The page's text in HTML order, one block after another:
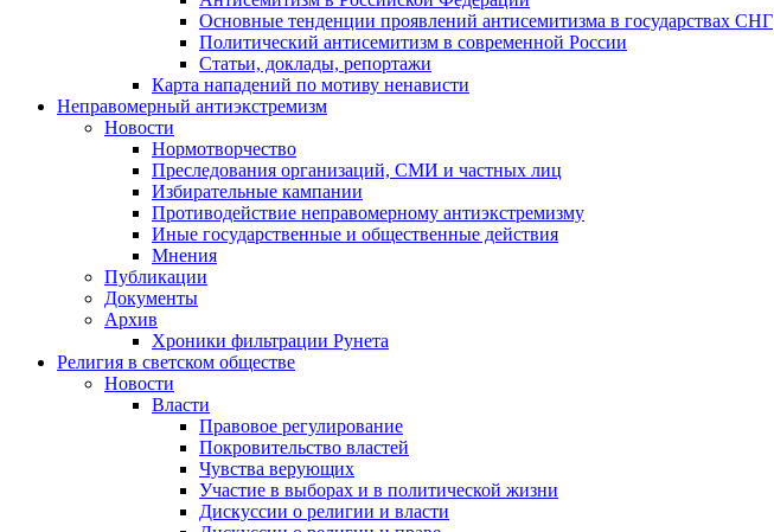
Основные тенденции проявлений антисемитизма в государствах СНГ
Политический антисемитизм в современной России
Статьи, доклады, репортажи
Карта нападений по мотиву ненависти
Неправомерный антиэкстремизм
Новости
Нормотворчество
Преследования организаций, СМИ и частных лиц
Избирательные кампании
Противодействие неправомерному антиэкстремизму
Иные государственные и общественные действия
Мнения
Публикации
Документы
Архив
Хроники фильтрации Рунета
Религия в светском обществе
Новости
Власти
Правовое регулирование
Покровительство властей
Чувства верующих
Участие в выборах и в политической жизни
Дискуссии о религии и власти